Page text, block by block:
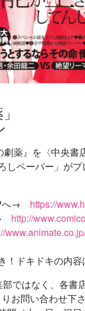
薬』を〈中央
しペーパー」が
へ→ https://
http://
！ドキドキの内
ではなく、各書
お問い合わせ下